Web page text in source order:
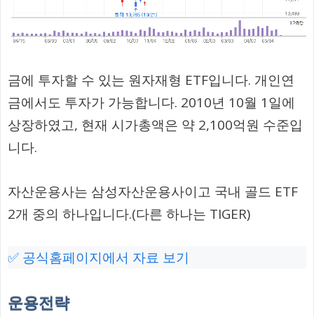
금에 투자할 수 있는 원자재형 ETF입니다. 개인연
금에서도 투자가 가능합니다. 2010년 10월 1일에
상장하였고, 현재 시가총액은 약 2,100억원 수준입
니다.
자산운용사는 삼성자산운용사이고 국내 골드 ETF
2개 중의 하나입니다.(다른 하나는 TIGER)
✅ 공식홈페이지에서 자료 보기
운용전략